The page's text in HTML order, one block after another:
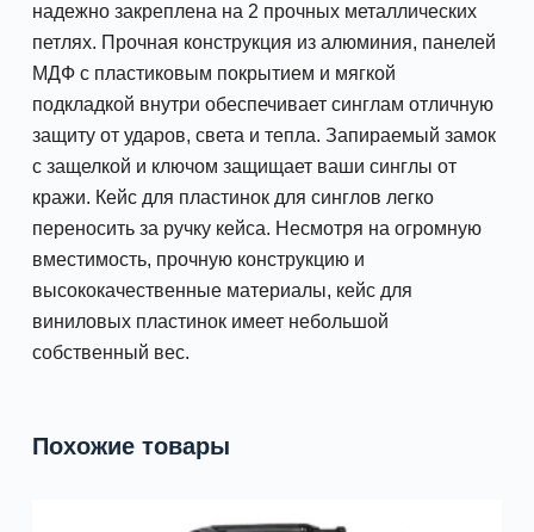
надежно закреплена на 2 прочных металлических
петлях. Прочная конструкция из алюминия, панелей
МДФ с пластиковым покрытием и мягкой
подкладкой внутри обеспечивает синглам отличную
защиту от ударов, света и тепла. Запираемый замок
с защелкой и ключом защищает ваши синглы от
кражи. Кейс для пластинок для синглов легко
переносить за ручку кейса. Несмотря на огромную
вместимость, прочную конструкцию и
высококачественные материалы, кейс для
виниловых пластинок имеет небольшой
собственный вес.
Похожие товары